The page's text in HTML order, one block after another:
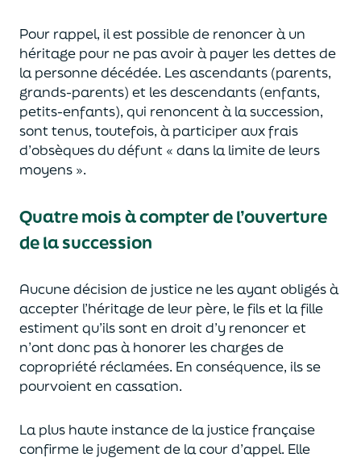
Pour rappel, il est possible de renoncer àun
héritage pour ne pas avoir à payer les dettes de
la personne décédée. Les ascendants (parents,
grands-parents) et les descendants (enfants,
petits-enfants), qui renoncent à la succession,
sont tenus, toutefois, àparticiper aux frais
d’obsèques du défunt « dans la limite de leurs
moyens ».
Quatre mois à compter de l’ouverture
de la succession
Aucunedécision de justice ne lesayantobligésà
accepter l’héritage de leur père, le fils et la fille
estiment qu’ils sont en droit d’y renoncer et
n’ont donc pasàhonorer les charges de
copropriété réclamées. En conséquence, ilsse
pourvoienten cassation.
La plus haute instance de la justicefrançaise
confirme le jugement de la cour d’appel. Elle